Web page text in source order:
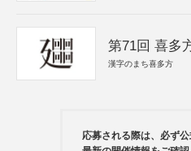
第71回 喜多
漢字のまち喜多方
応募される際は、必ず